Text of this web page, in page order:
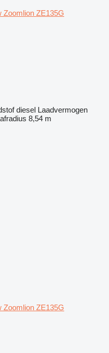
Zoomlion ZE135G
diesel Laadvermogen
8,54 m
Zoomlion ZE135G